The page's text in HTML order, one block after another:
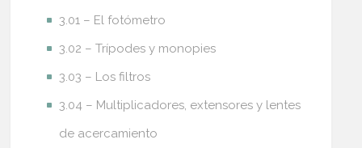
3.01 – El fotómetro
3.02 – Trípodes y monopies
3.03 – Los filtros
3.04 – Multiplicadores, extensores y lentes
de acercamiento